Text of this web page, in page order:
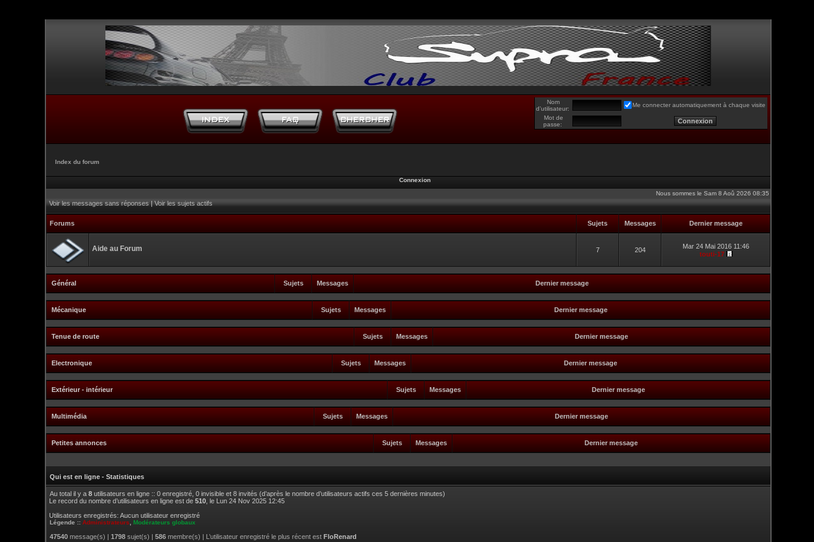
Nom
d’utilisateur:
Me connecter automatiquement à chaque visite
Mot de
passe:
Index du forum
Connexion
Nous sommes le Sam 8 Aoû 2026 08:35
Voir les messages sans réponses|Voir les sujets actifs
Forums Sujets Messages Dernier message
Aide au Forum 7 204
Mar 24 Mai 2016 11:46
touti-17
Général Sujets Messages Dernier message
Mécanique Sujets Messages Dernier message
Tenue de route Sujets Messages Dernier message
Electronique Sujets Messages Dernier message
Extérieur - intérieur Sujets Messages Dernier message
Multimédia Sujets Messages Dernier message
Petites annonces Sujets Messages Dernier message
Qui est en ligne - Statistiques
Au total il y a 8 utilisateurs en ligne :: 0 enregistré, 0 invisible et 8 invités (d’après le nombre d’utilisateurs actifs ces 5 dernières minutes)
Le record du nombre d’utilisateurs en ligne est de 510 , le Lun 24 Nov 2025 12:45
Utilisateurs enregistrés: Aucun utilisateur enregistré
Légende :: Administrateurs Modérateurs globaux
47540 message(s) | 1798 sujet(s) | 586 membre(s) | L’utilisateur enregistré le plus récent est FloRenard